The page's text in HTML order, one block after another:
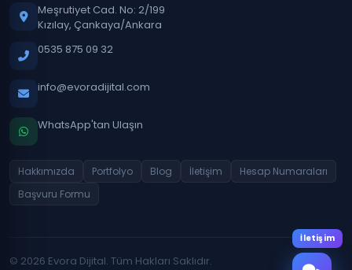
Meşrutiyet Cad. No: 2/199
Kızılay, Çankaya/Ankara
0535 875 09 32
info@evoradijital.com
WhatsApp'tan Ulaşın
Hakkımızda Portfolyo Blog İletişim
Hesap Numaraları
Başvuru Formu
© 2026 Evora Dijital. Tüm Hakları Saklıdır.
İletişim